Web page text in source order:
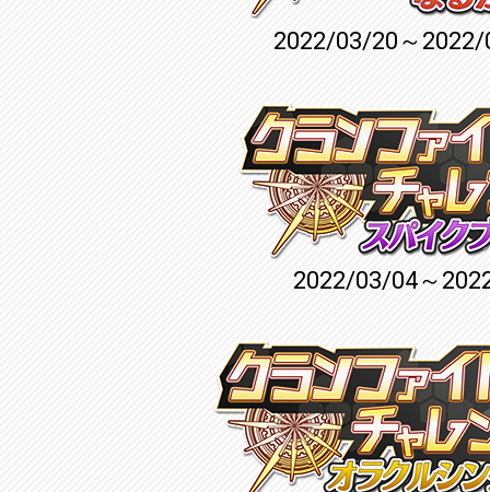
2022/03/20～
2022/03/04～